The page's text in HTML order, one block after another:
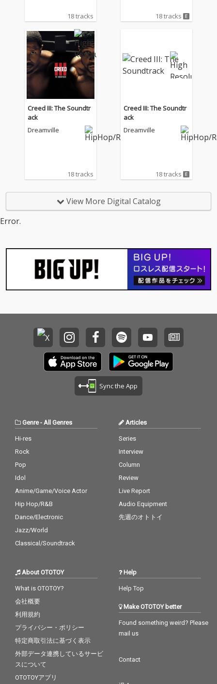
18 tracks 18 tracks
Creed III: The Soundtr
ack
Dreamville
18 tracks
Creed III: The Soundtr
ack
Dreamville
18 tracks
View More Digital Catalog
Error.
Sync the App
Genre- All Genres
Hi-res
Rock
Pop
Idol
Anime/Game/Voice Actor
Hip Hop/R&B
Dance/Electronic
Jazz/World
Classical/Soundtrack
Articles
Series
Interview
Column
Review
Live Report
Audio Equipment
先週のオトトイ
About OTOTOY
What is OTOTOY?
会社概要
利用規約
プライバシー・ポリシー
特定商取引法に基づく表示
外部データ連携しているサービ
スについて
OTOTOYアプリ
Help
Help Top
Make OTOTOY better
Found something weird? Please
mail us
Contact